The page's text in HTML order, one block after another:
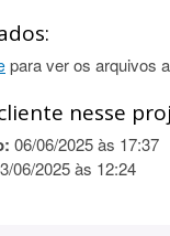
para ver os arquivos
nesse
06/06/2025 às 17:37
06/2025 às 12:24